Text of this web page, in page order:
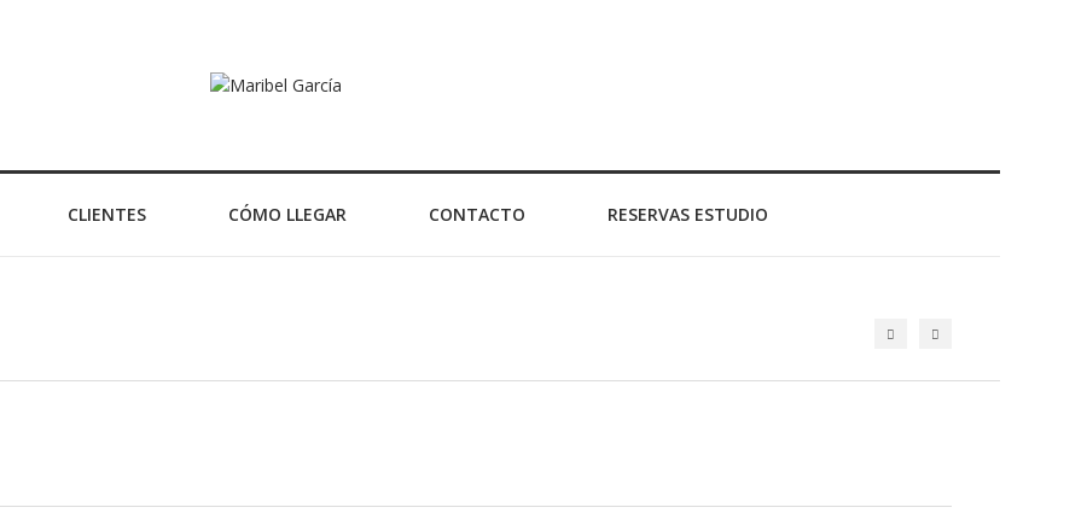
CLIENTES CÓMO LLEGAR CONTACTO RESERVAS ESTUDIO